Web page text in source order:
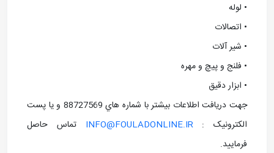
• لوله
• اتصالات
• شير آلات
• فلنج و پيچ و مهره
• ابزار دقيق
جهت دريافت اطلاعات بيشتر با شماره هاي 88727569 و يا پست
الکترونيک :INFO@FOULADONLINE.IR تماس حاصل
فرماييد.